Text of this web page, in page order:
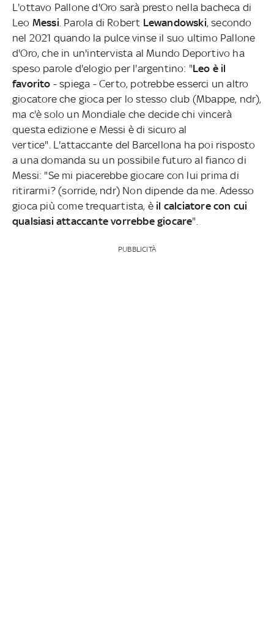
L'ottavo Pallone d'Oro sarà presto nella bacheca di
Leo Messi . Parola di Robert Lewandowski, secondo
nel 2021 quando la pulce vinse il suo ultimo Pallone
d'Oro, che in un'intervista al Mundo Deportivo ha
speso parole d'elogio per l'argentino: "Leo è il
favorito - spiega - Certo, potrebbe esserci un altro
giocatore che gioca per lo stesso club (Mbappe, ndr),
ma c'è solo un Mondiale che decide chi vincerà
questa edizione e Messi è di sicuro al
vertice". L'attaccante del Barcellona ha poi risposto
a una domanda su un possibile futuro al fianco di
Messi: "Se mi piacerebbe giocare con lui prima di
ritirarmi? (sorride, ndr) Non dipende da me. Adesso
gioca più come trequartista, è il calciatore con cui
qualsiasi attaccante vorrebbe giocare".
PUBBLICITÀ